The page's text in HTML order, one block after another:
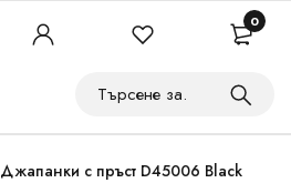
Джапанки с пръст D45006 Black
0